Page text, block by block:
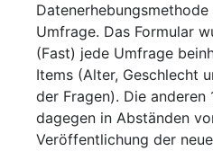
Umfrage. Das Formular
(Fast) jede Umfrage
Items (Alter, Geschlecht
der Fragen). Die
dagegen in Abständen
Veröffentlichung der